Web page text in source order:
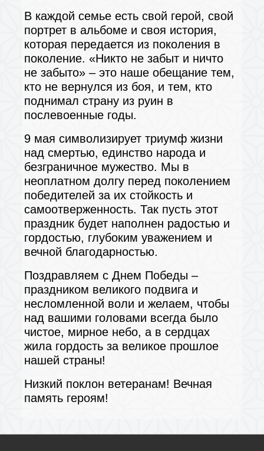
В каждой семье есть свой герой, свой
портрет в альбоме и своя история,
которая передается из поколения в
поколение. «Никто не забыт и ничто
не забыто» – это наше обещание тем,
кто не вернулся из боя, и тем, кто
поднимал страну из руин в
послевоенные годы.
9 мая символизирует триумф жизни
над смертью, единство народа и
безграничное мужество. Мы в
неоплатном долгу перед поколением
победителей за их стойкость и
самоотверженность. Так пусть этот
праздник будет наполнен радостью и
гордостью, глубоким уважением и
вечной благодарностью.
Поздравляем с Днем Победы –
праздником великого подвига и
несломленной воли и желаем, чтобы
над вашими головами всегда было
чистое, мирное небо, а в сердцах
жила гордость за великое прошлое
нашей страны!
Низкий поклон ветеранам! Вечная
память героям!